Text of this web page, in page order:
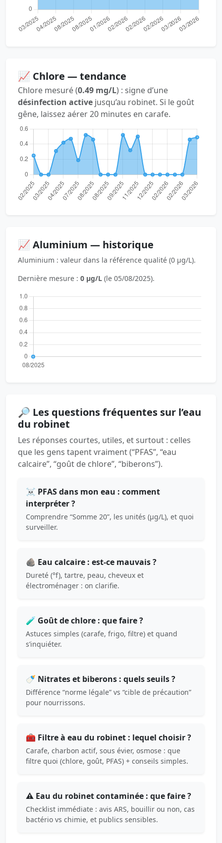
📈 Chlore — tendance
Chlore mesuré (0.49 mg/L) : signe d’une
désinfection active jusqu’au robinet. Si le goût
gêne, laissez aérer 20 minutes en carafe.
📈 Aluminium — historique
Aluminium : valeur dans la référence qualité (0 µg/L).
Dernière mesure : 0 µg/L (le 05/08/2025).
🔎 Les questions fréquentes sur l’eau
du robinet
Les réponses courtes, utiles, et surtout : celles
que les gens tapent vraiment (“PFAS”, “eau
calcaire”, “goût de chlore”, “biberons”).
☠️ PFAS dans mon eau : comment
interpréter ?
Comprendre “Somme 20”, les unités (µg/L), et quoi
surveiller.
🪨 Eau calcaire : est-ce mauvais ?
Dureté (°f), tartre, peau, cheveux et
électroménager : on clarifie.
🧪 Goût de chlore : que faire ?
Astuces simples (carafe, frigo, filtre) et quand
s’inquiéter.
🍼 Nitrates et biberons : quels seuils ?
Différence “norme légale” vs “cible de précaution”
pour nourrissons.
🧰 Filtre à eau du robinet : lequel choisir ?
Carafe, charbon actif, sous évier, osmose : que
filtre quoi (chlore, goût, PFAS) + conseils simples.
⚠️ Eau du robinet contaminée : que faire ?
Checklist immédiate : avis ARS, bouillir ou non, cas
bactério vs chimie, et publics sensibles.